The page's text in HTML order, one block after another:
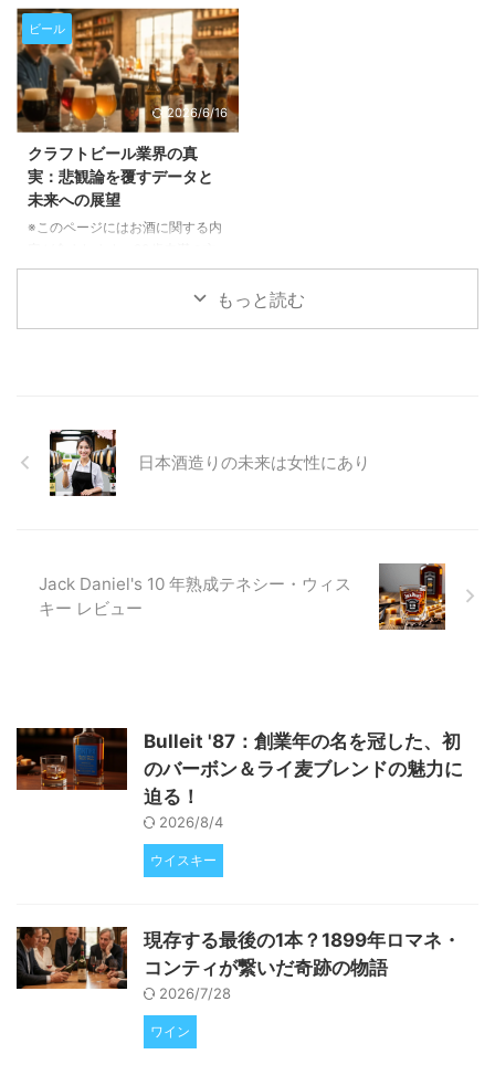
す。クラフトビール愛好家はもち
ろん、市場の動向に興味がある方
もぜひご一読ください。 長期休
暇を経て待望の復帰！「The Fu
...
容が含まれます。20歳未満の方
の閲覧・購入は禁止されていま
す。 近年、クラフトビール業界
でひそかに注目を集めている「フ
ォニオ」という古代穀物をご存存
じでしょうか。西アフリカ原産の
に革新をもたらすだけでなく、持
続可能な農業や地域経済の活性化
にも貢献する可能性を秘めていま
す。この記事では、フォニオがど
足跡を残し、未来のビールを形作
ろうとしているのかを詳しくご紹
から西アフリカで栽培されてき
た、非常に歴史の古い穀物です。
この「奇跡の穀物」と呼ばれるフ
ビール
2026/6/16
クラフトビール業界の真
実：悲観論を覆すデータと
未来への展望
※このページにはお酒に関する内
の閲覧・購入は禁止されていま
す。 クラフトビール業界を取り
ていきます。表面的な情報だけで
は見えない、クラフトビールの多
様な側面と成長の可能性を一緒に
ィアでは「クラフトビールの終
焉」 ...
もっと読む
日本酒造りの未来は女性にあり
Jack Daniel's 10 年熟成テネシー・ウィス
キー レビュー
Bulleit '87：創業年の名を冠した、初
のバーボン＆ライ麦ブレンドの魅力に
迫る！
2026/8/4
ウイスキー
現存する最後の1本？1899年ロマネ・
コンティが繋いだ奇跡の物語
2026/7/28
ワイン